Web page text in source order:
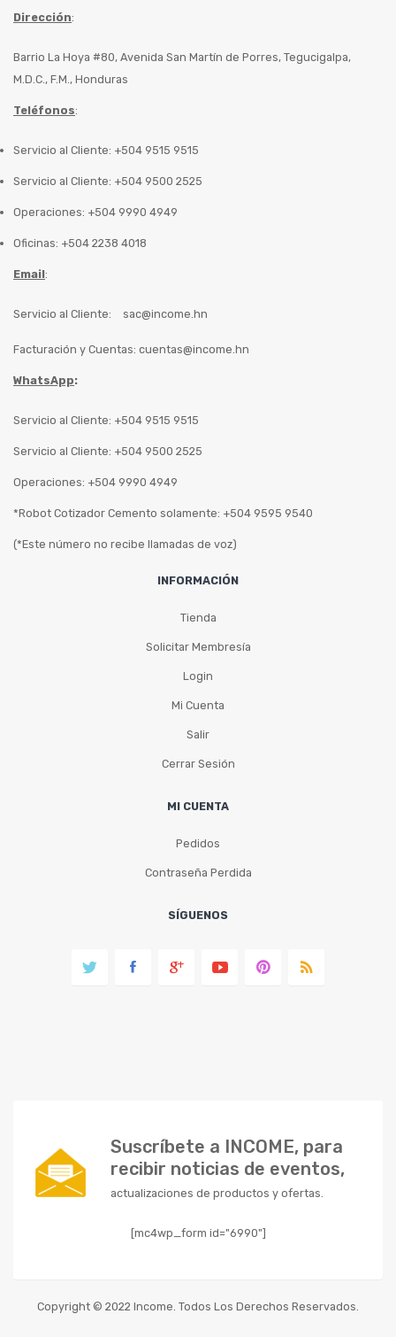
Dirección:
Barrio La Hoya #80, Avenida San Martín de Porres, Tegucigalpa,
M.D.C., F.M., Honduras
Teléfonos:
Servicio al Cliente: +504 9515 9515
Servicio al Cliente: +504 9500 2525
Operaciones: +504 9990 4949
Oficinas: +504 2238 4018
Email:
Servicio al Cliente: sac@income.hn
Facturación y Cuentas: cuentas@income.hn
WhatsApp:
Servicio al Cliente: +504 9515 9515
Servicio al Cliente: +504 9500 2525
Operaciones: +504 9990 4949
*Robot Cotizador Cemento solamente: +504 9595 9540
(*Este número no recibe llamadas de voz)
INFORMACIÓN
Tienda
Solicitar Membresía
Login
Mi Cuenta
Salir
Cerrar Sesión
MI CUENTA
Pedidos
Contraseña Perdida
SÍGUENOS
Suscríbete a INCOME, para
recibir noticias de eventos,
actualizaciones de productos y ofertas.
[mc4wp_form id="6990"]
Copyright © 2022 Income. Todos Los Derechos Reservados.